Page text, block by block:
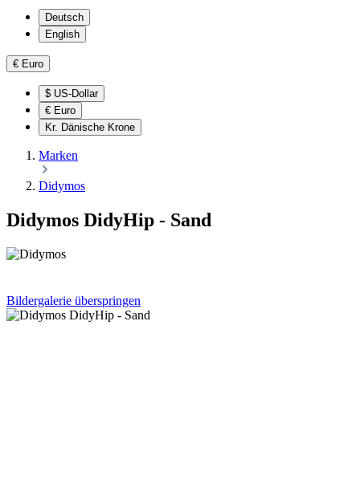
Deutsch
English
€ Euro
$ US-Dollar
€ Euro
Kr. Dänische Krone
Marken
Didymos
Didymos DidyHip - Sand
Bildergalerie überspringen